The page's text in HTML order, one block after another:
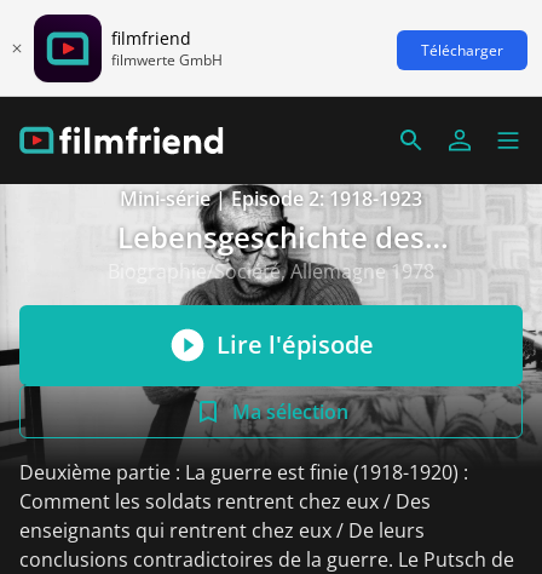
filmfriend
filmwerte GmbH Télécharger
Mini-série | Episode 2: 1918-1923
Lebensgeschichte des
Bergarbeiters Alphons S.
Biographie/Société, Allemagne 1978
Lire l'épisode
Ma sélection
Deuxième partie : La guerre est finie (1918-1920) :
Comment les soldats rentrent chez eux / Des
enseignants qui rentrent chez eux / De leurs
conclusions contradictoires de la guerre. Le Putsch de